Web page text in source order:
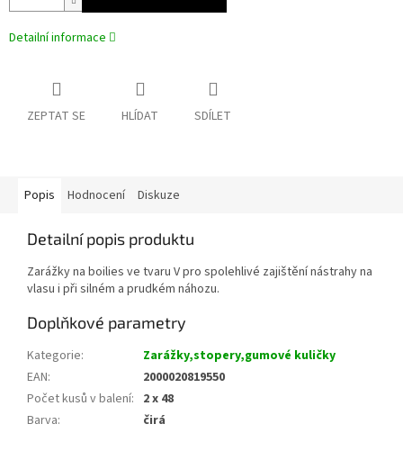
Detailní informace
ZEPTAT SE HLÍDAT SDÍLET
Popis Hodnocení Diskuze
Detailní popis produktu
Zarážky na boilies ve tvaru V pro spolehlivé zajištění nástrahy na
vlasu i při silném a prudkém náhozu.
Doplňkové parametry
Kategorie:
Zarážky,stopery,gumové kuličky
EAN:
2000020819550
Počet kusů v balení: 2 x 48
Barva: čirá